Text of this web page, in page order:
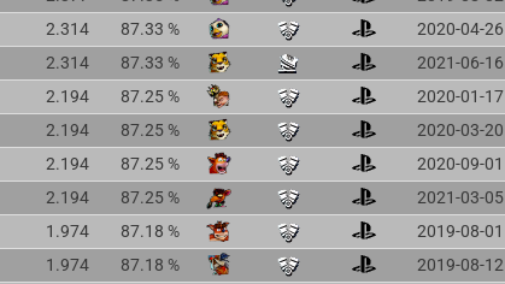
2.314 87.33 %
2020-04-26
2.314 87.33 %
2021-06-16
2.194 87.25 %
2020-01-17
2.194 87.25 %
2020-03-20
2.194 87.25 %
2020-09-01
2.194 87.25 %
2021-03-05
1.974 87.18 %
2019-08-01
1.974 87.18 %
2019-08-12